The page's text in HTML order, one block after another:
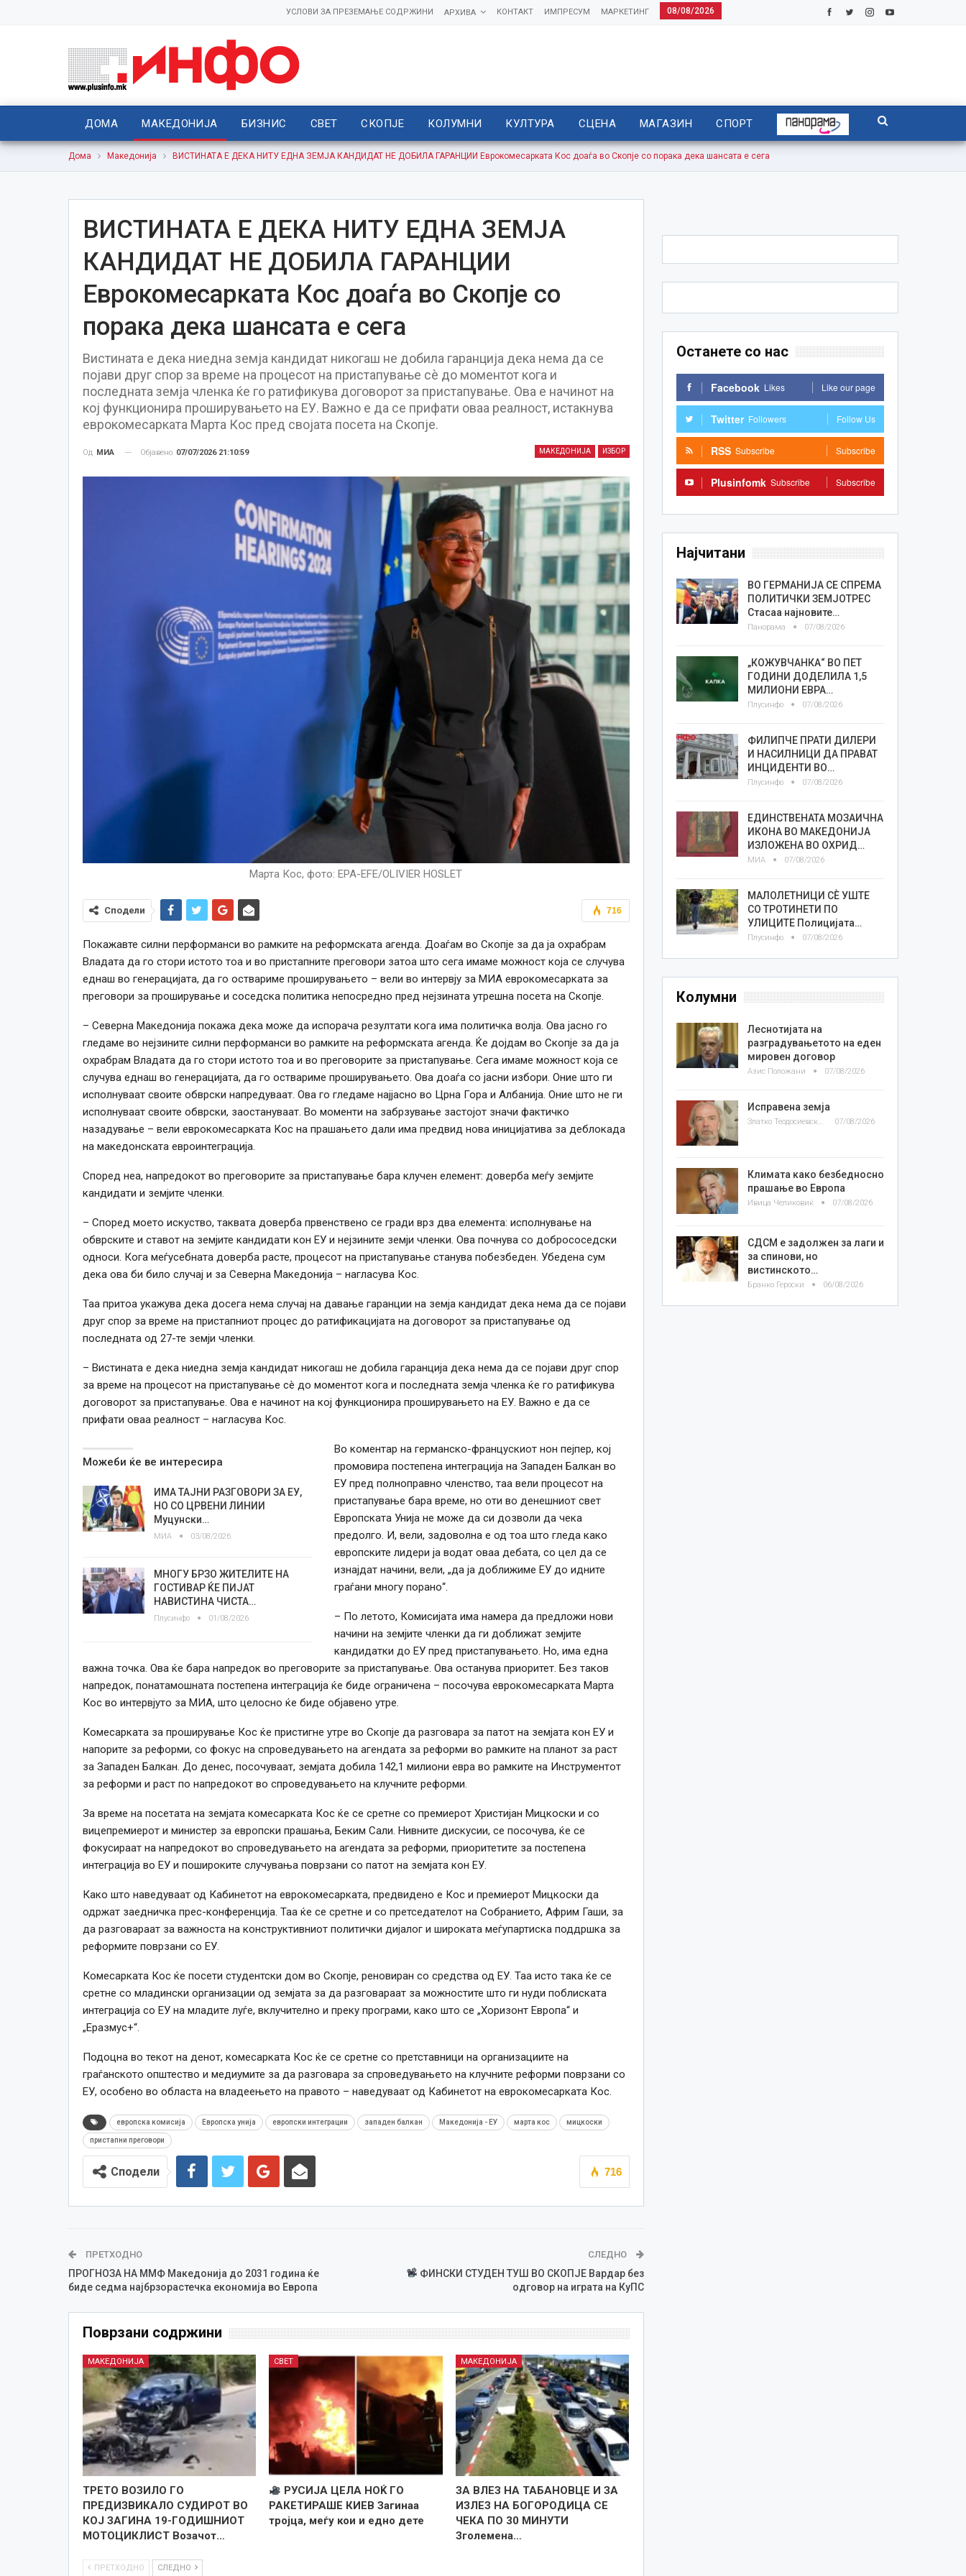
08/08/2026
МАРКЕТИНГ
ИМПРЕСУМ
КОНТАКТ
АРХИВА
УСЛОВИ ЗА ПРЕЗЕМАЊЕ СОДРЖИНИ
ДОМА МАКЕДОНИЈА БИЗНИС СВЕТ СКОПЈЕ КОЛУМНИ КУЛТУРА СЦЕНА МАГАЗИН СПОРТ
Дома Македонија ВИСТИНАТА Е ДЕКА НИТУ ЕДНА ЗЕМЈА КАНДИДАТ НЕ ДОБИЛА ГАРАНЦИИ Еврокомесарката Кос доаѓа во Скопје со порака дека шансата е сега
ВИСТИНАТА Е ДЕКА НИТУ ЕДНА ЗЕМЈА
КАНДИДАТ НЕ ДОБИЛА ГАРАНЦИИ
Еврокомесарката Кос доаѓа во Скопје со
порака дека шансата е сега
Вистината е дека ниедна земја кандидат никогаш не добила гаранција дека нема да се
појави друг спор за време на процесот на пристапување сè до моментот кога и
последната земја членка ќе го ратификува договорот за пристапување. Ова е начинот на
кој функционира проширувањето на ЕУ. Важно е да се прифати оваа реалност, истакнува
еврокомесарката Марта Кос пред својата посета на Скопје.
МАКЕДОНИЈА ИЗБОР
Од МИА Објавено 07/07/2026 21:10:59
Марта Кос, фото: EPA-EFE/OLIVIER HOSLET
716
Сподели
Покажавте силни перформанси во рамките на реформската агенда. Доаѓам во Скопјe за да ја охрабрам
Владата да го стори истото тоа и во пристапните преговори затоа што сега имаме можност која се случува
еднаш во генерацијата, да го оствариме проширувањето – вели во интервју за МИА еврокомесарката за
преговори за проширување и соседска политика непосредно пред нејзината утрешна посета на Скопје.
– Северна Македонија покажа дека може да испорача резултати кога има политичка волја. Ова јасно го
гледаме во нејзините силни перформанси во рамките на реформската агенда. Ќе дојдам во Скопјe за да ја
охрабрам Владата да го стори истото тоа и во преговорите за пристапување. Сега имаме можност која се
случува еднаш во генерацијата, да го оствариме проширувањето. Ова доаѓа со јасни избори. Оние што ги
исполнуваат своите обврски напредуваат. Ова го гледаме најјасно во Црна Гора и Албанија. Оние што не ги
исполнуваат своите обврски, заостануваат. Во моменти на забрзување застојот значи фактичко
назадување – вели еврокомесарката Кос на прашањето дали има предвид нова иницијатива за деблокада
на македонската евроинтеграција.
Според неа, напредокот во преговорите за пристапување бара клучен елемент: доверба меѓу земјите
кандидати и земјите членки.
– Според моето искуство, таквата доверба првенствено се гради врз два елемента: исполнување на
обврските и ставот на земјите кандидати кон ЕУ и нејзините земји членки. Ова почнува со добрососедски
односи. Кога меѓусебната доверба расте, процесот на пристапување станува побезбеден. Убедена сум
дека ова би било случај и за Северна Македонија – нагласува Кос.
Таа притоа укажува дека досега нема случај на давање гаранции на земја кандидат дека нема да се појави
друг спор за време на пристапниот процес до ратификацијата на договорот за пристапување од
последната од 27-те земји членки.
– Вистината е дека ниедна земја кандидат никогаш не добила гаранција дека нема да се појави друг спор
за време на процесот на пристапување сè до моментот кога и последната земја членка ќе го ратификува
договорот за пристапување. Ова е начинот на кој функционира проширувањето на ЕУ. Важно е да се
прифати оваа реалност – нагласува Кос.
Можеби ќе ве интересира
ИМА ТАЈНИ РАЗГОВОРИ ЗА ЕУ,
НО СО ЦРВЕНИ ЛИНИИ
Муцунски…
МИА 03/08/2026
МНОГУ БРЗО ЖИТЕЛИТЕ НА
ГОСТИВАР ЌЕ ПИЈАТ
НАВИСТИНА ЧИСТА…
Плусинфо 01/08/2026
Во коментар на германско-францускиот нон пејпер, кој
промовира постепена интеграција на Западен Балкан во
ЕУ пред полноправно членство, таа вели процесот на
пристапување бара време, но оти во денешниот свет
Европската Унија не може да си дозволи да чека
предолго. И, вели, задоволна е од тоа што гледа како
европските лидери ја водат оваа дебата, со цел да се
изнајдат начини, вели, „да ја доближиме ЕУ до идните
граѓани многу порано“.
– По летото, Комисијата има намера да предложи нови
начини на земјите членки да ги доближат земјите
кандидатки до ЕУ пред пристапувањето. Но, има една
важна точка. Ова ќе бара напредок во преговорите за пристапување. Ова останува приоритет. Без таков
напредок, понатамошната постепена интеграција ќе биде ограничена – посочува еврокомесарката Марта
Кос во интервјуто за МИА, што целосно ќе биде објавено утре.
Комесарката за проширување Кос ќе пристигне утре во Скопје да разговара за патот на земјата кон ЕУ и
напорите за реформи, со фокус на спроведувањето на агендата за реформи во рамките на планот за раст
за Западен Балкан. До денес, посочуваат, земјата добила 142,1 милиони евра во рамките на Инструментот
за реформи и раст по напредокот во спроведувањето на клучните реформи.
За време на посетата на земјата комесарката Кос ќе се сретне со премиерот Христијан Мицкоски и со
вицепремиерот и министер за европски прашања, Беким Сали. Нивните дискусии, се посочува, ќе се
фокусираат на напредокот во спроведувањето на агендата за реформи, приоритетите за постепена
интеграција во ЕУ и пошироките случувања поврзани со патот на земјата кон ЕУ.
Како што наведуваат од Кабинетот на еврокомесарката, предвидено е Кос и премиерот Мицкоски да
одржат заедничка прес-конференција. Таа ќе се сретне и со претседателот на Собранието, Африм Гаши, за
да разговараат за важноста на конструктивниот политички дијалог и широката меѓупартиска поддршка за
реформите поврзани со ЕУ.
Комесарката Кос ќе посети студентски дом во Скопје, реновиран со средства од ЕУ. Таа исто така ќе се
сретне со младински организации од земјата за да разговараат за можностите што ги нуди поблиската
интеграција со ЕУ на младите луѓе, вклучително и преку програми, како што се „Хоризонт Европа“ и
„Еразмус+“.
Подоцна во текот на денот, комесарката Кос ќе се сретне со претставници на организациите на
граѓанското општество и медиумите за да разговара за спроведувањето на клучните реформи поврзани со
ЕУ, особено во областа на владеењето на правото – наведуваат од Кабинетот на еврокомесарката Кос.
европска комисија Европска унија европски интеграции западен балкан Македонија - ЕУ марта кос мицкоски
пристапни преговори
716
Сподели
ПРЕТХОДНО
ПРОГНОЗА НА ММФ Македонија до 2031 година ќе
биде седма најбрзорастечка економија во Европа
СЛЕДНО
ФИНСКИ СТУДЕН ТУШ ВО СКОПЈЕ Вардар без
одговор на играта на КуПС
Поврзани содржини
МАКЕДОНИЈА
ТРЕТО ВОЗИЛО ГО
ПРЕДИЗВИКАЛО СУДИРОТ ВО
КОЈ ЗАГИНА 19-ГОДИШНИОТ
МОТОЦИКЛИСТ Возачот…
СВЕТ
РУСИЈА ЦЕЛА НОЌ ГО
РАКЕТИРАШЕ КИЕВ Загинаа
тројца, меѓу кои и едно дете
МАКЕДОНИЈА
ЗА ВЛЕЗ НА ТАБАНОВЦЕ И ЗА
ИЗЛЕЗ НА БОГОРОДИЦА СЕ
ЧЕКА ПО 30 МИНУТИ
Зголемена…
ПРЕТХОДНО СЛЕДНО
Останете со нас
Facebook Likes Like our page
Twitter Followers Follow Us
RSS Subscribe Subscribe
Plusinfomk Subscribe Subscribe
Најчитани
ВО ГЕРМАНИЈА СЕ СПРЕМА
ПОЛИТИЧКИ ЗЕМЈОТРЕС
Стасаа најновите…
Панорама 07/08/2026
„КОЖУВЧАНКА“ ВО ПЕТ
ГОДИНИ ДОДЕЛИЛА 1,5
МИЛИОНИ ЕВРА…
Плусинфо 07/08/2026
ФИЛИПЧЕ ПРАТИ ДИЛЕРИ
И НАСИЛНИЦИ ДА ПРАВАТ
ИНЦИДЕНТИ ВО…
Плусинфо 07/08/2026
ЕДИНСТВЕНАТА МОЗАИЧНА
ИКОНА ВО МАКЕДОНИЈА
ИЗЛОЖЕНА ВО ОХРИД…
МИА 07/08/2026
МАЛОЛЕТНИЦИ СÈ УШТЕ
СО ТРОТИНЕТИ ПО
УЛИЦИТЕ Полицијата…
Плусинфо 07/08/2026
Колумни
Леснотијата на
разградувањетото на еден
мировен договор
Азис Положани 07/08/2026
Исправена земја
Златко Теодосиевски 07/08/2026
Климата како безбедносно
прашање во Европа
Ивица Челиковиќ 07/08/2026
СДСМ е задолжен за лаги и
за спинови, но
вистинското…
Бранко Героски 06/08/2026